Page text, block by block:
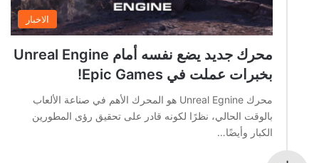
الاخبار
محرك جديد يضع نفسه أمام Unreal Engine
بخبرات عملت في Epic Games!
محرك Unreal Egnine هو المحرك الأهم في صناعة الألعاب
بالوقت الحالي، نظرًا لكونه قادر على تحقيق رؤى المطورين
الكبار وأيضًا…